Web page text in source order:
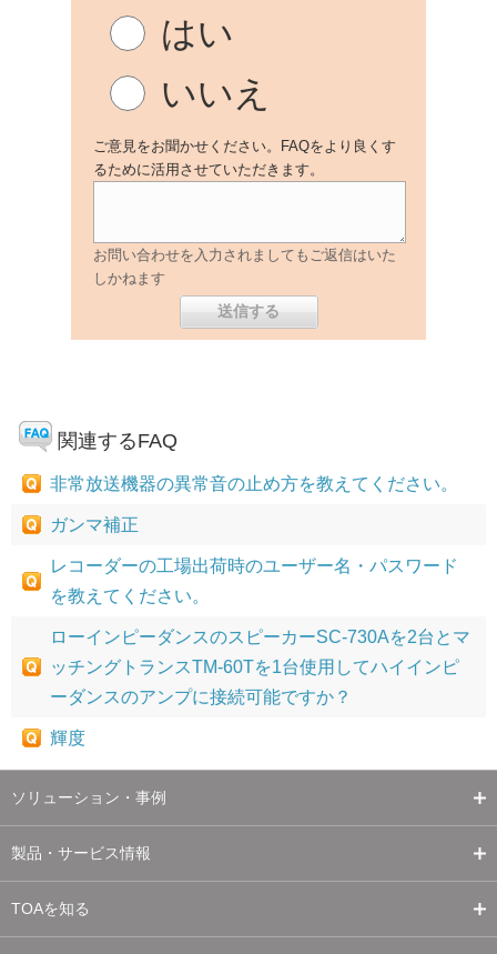
はい
いいえ
ご意見をお聞かせください。FAQをより良くす
るために活用させていただきます。
お問い合わせを入力されましてもご返信はいた
しかねます
関連するFAQ
非常放送機器の異常音の止め方を教えてください。
ガンマ補正
レコーダーの工場出荷時のユーザー名・パスワード
を教えてください。
ローインピーダンスのスピーカーSC-730Aを2台とマ
ッチングトランスTM-60Tを1台使用してハイインピ
ーダンスのアンプに接続可能ですか？
輝度
ソリューション・事例
製品・サービス情報
TOAを知る